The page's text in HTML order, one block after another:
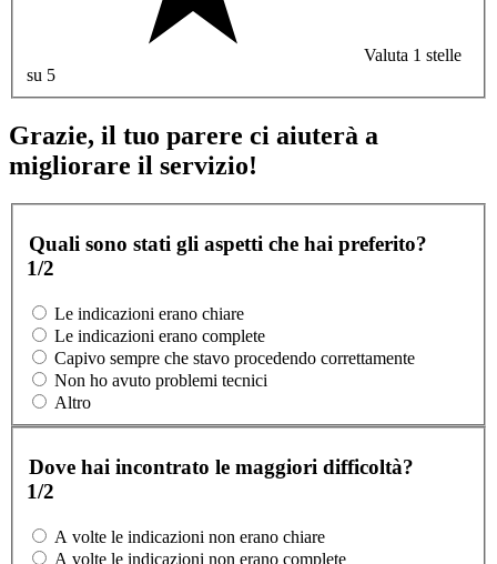
Valuta 1 stelle
su 5
Grazie, il tuo parere ci aiuterà a
migliorare il servizio!
Quali sono stati gli aspetti che hai preferito?
1/2
Le indicazioni erano chiare
Le indicazioni erano complete
Capivo sempre che stavo procedendo correttamente
Non ho avuto problemi tecnici
Altro
Dove hai incontrato le maggiori difficoltà?
1/2
A volte le indicazioni non erano chiare
A volte le indicazioni non erano complete